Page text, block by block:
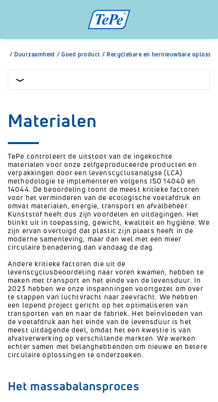
/ Duurzaamheid / Goed product / Recyclebare en hernieuwbare
Materialen
TePe controleert de uitstoot van de ingekochte
materialen voor onze zelfgeproduceerde producten en
verpakkingen door een levenscyclusanalyse (LCA)
methodologie te implementeren volgens ISO 14040 en
14044. De beoordeling toont de meest kritieke factoren
voor het verminderen van de ecologische voetafdruk en
omvat materialen, energie, transport en afvalbeheer.
Kunststof heeft dus zijn voordelen en uitdagingen. Het
blinkt uit in toepassing, gewicht, kwaliteit en hygiëne. We
zijn ervan overtuigd dat plastic zijn plaats heeft in de
moderne samenleving, maar dan wel met een meer
circulaire benadering dan vandaag de dag.
Andere kritieke factoren die uit de
levenscyclusbeoordeling naar voren kwamen, hebben te
maken met transport en het einde van de levensduur. In
2023 hebben we onze inspanningen voortgezet om over
te stappen van luchtvracht naar zeevracht. We hebben
een lopend project gericht op het optimaliseren van
transporten van en naar de fabriek. Het beïnvloeden van
de voetafdruk aan het einde van de levensduur is het
meest uitdagende deel, omdat het een kwestie is van
afvalverwerking op verschillende markten. We werken
echter samen met belanghebbenden om nieuwe en betere
circulaire oplossingen te onderzoeken.
Het massabalansproces